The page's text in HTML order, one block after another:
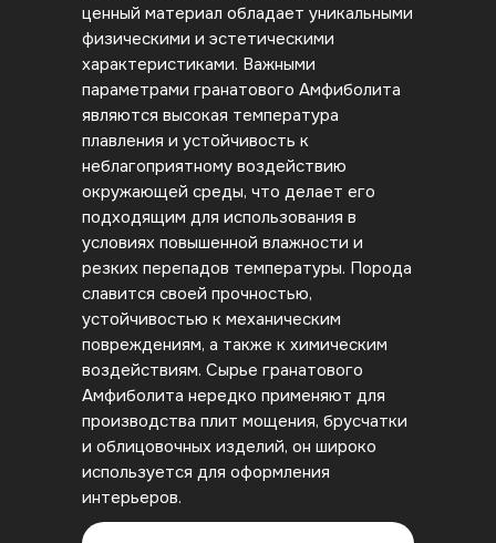
ценный материал обладает уникальными
физическими и эстетическими
характеристиками. Важными
параметрами гранатового Амфиболита
являются высокая температура
плавления и устойчивость к
неблагоприятному воздействию
окружающей среды, что делает его
подходящим для использования в
условиях повышенной влажности и
резких перепадов температуры. Порода
славится своей прочностью,
устойчивостью к механическим
повреждениям, а также к химическим
воздействиям. Сырье гранатового
Амфиболита нередко применяют для
производства плит мощения, брусчатки
и облицовочных изделий, он широко
используется для оформления
интерьеров.